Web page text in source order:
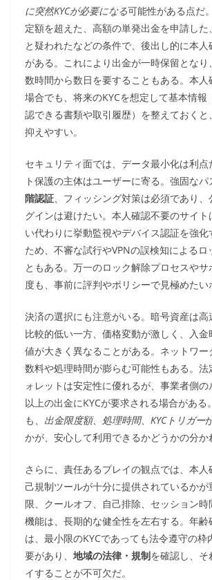
に突然KYCが必要になる可能性がある点だ
定額を超えた、高額の単発出金を申請した
と疑われたなどの条件で、後出し的に本
がある。これにより出金が一時保留とな
数時間から数日を要することもある。本
場合でも、将来のKYCを想定して基本情報
認できる書類や取引履歴）を整えておくと
抑えやすい。
セキュリティ面では、データ最小化は利点
ト保護の主体はユーザーに寄る。強固なパ
階認証、フィッシング対策は必須であり、
グインは避けたい。本人確認不要のサイト
い代わりに挙動監視やデバイス認証を強化
ため、不審な試行やVPNの誤検知によるロ
ともある。万一のロック解除プロセスや
度も、事前に評判やポリシーで見極めたい
決済の選択にも注意がいる。暗号資産は
比較的低い一方、価格変動が激しく、入金
値が大きく異なることがある。ネットワ
数料や処理時間が膨らむ可能性もある。法
ォレットは安定性に優れるが、事業者側
以上の出金にKYCが要求される場合がある
も、 出金限度額、処理時間、KYCトリガー
かが、安心して利用できるかどうかの分か
さらに、責任あるプレイの観点では、本人
己規制ツールが十分に提供されているかが
限、クールオフ、自己排除、セッション
機能は、長期的な健全性を左右する。年齢
は、最小限のKYCであっても法令遵守の枠
要があり、 地域の法律・規制を確認し、そ
イすることが不可欠だ。